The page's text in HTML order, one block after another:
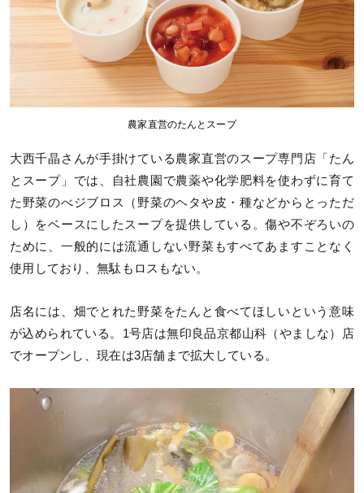
農家直営のたんとスープ
大西千晶さんが手掛けている農家直営のスープ専門店「たん
とスープ」では、自社農園で農薬や化学肥料を使わずに育て
た野菜のべジブロス（野菜のヘタや皮・種などからとっただ
し）をベースにしたスープを提供している。傷や不ぞろいの
ために、一般的には流通しない野菜もすべてあますことなく
使用しており、無駄もロスもない。
店名には、畑でとれた野菜をたんと食べてほしいという意味
が込められている。1号店は無印良品京都山科（やましな）店
でオープンし、現在は3店舗まで拡大している。